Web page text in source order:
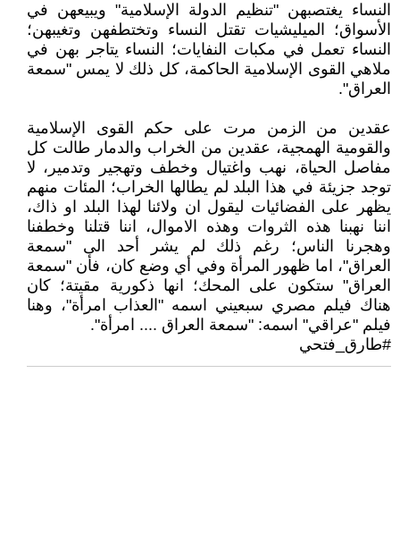
النساء يغتصبهن "تنظيم الدولة الإسلامية" ويبيعهن في
الأسواق؛ الميليشيات تقتل النساء وتختطفهن وتغيبهن؛
النساء تعمل في مكبات النفايات؛ النساء يتاجر بهن في
ملاهي القوى الإسلامية الحاكمة، كل ذلك لا يمس "سمعة
العراق".
عقدين من الزمن مرت على حكم القوى الإسلامية
والقومية الهمجية، عقدين من الخراب والدمار طالت كل
مفاصل الحياة، نهب واغتيال وخطف وتهجير وتدمير، لا
توجد جزيئة في هذا البلد لم يطالها الخراب؛ المئات منهم
يظهر على الفضائيات ليقول ان ولائنا لهذا البلد او ذاك،
اننا نهبنا هذه الثروات وهذه الاموال، اننا قتلنا وخطفنا
وهجرنا الناس؛ رغم ذلك لم يشر أحد الى "سمعة
العراق"، اما ظهور المرأة وفي أي وضع كان، فأن "سمعة
العراق" ستكون على المحك؛ انها ذكورية مقيتة؛ كان
هناك فيلم مصري سبعيني اسمه "العذاب امرأة"، وهنا
فيلم "عراقي" اسمه: "سمعة العراق .... امرأة".
#طارق_فتحي